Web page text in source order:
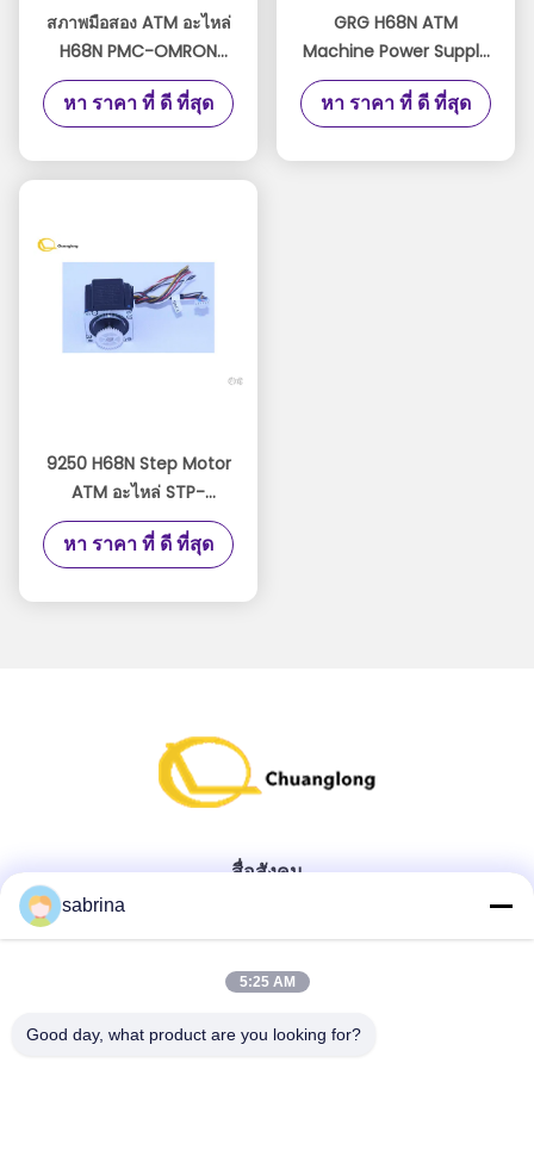
สภาพมือสอง ATM อะไหล่
H68N PMC-OMRON
PMC-001YT2.291.2128
หา ราคา ที่ ดี ที่สุด
GRG H68N ATM
Machine Power Supply
GPAD431M36-1B
S.0072217 / อุปกรณ์
หา ราคา ที่ ดี ที่สุด
9250 H68N Step Motor
ATM อะไหล่ STP-
59D3092 การรับประกัน
สามเดือน
หา ราคา ที่ ดี ที่สุด
สื่อสังคม
ติดต่อด่วน
sabrina
5:25 AM
Good day, what product are you looking for?